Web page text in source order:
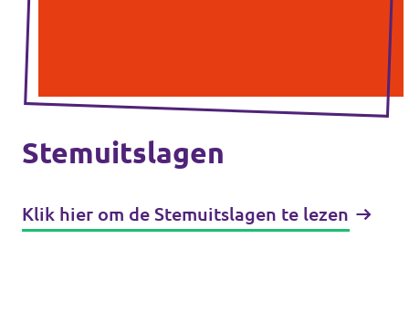
Stemuitslagen
Klik hier om de Stemuitslagen te lezen